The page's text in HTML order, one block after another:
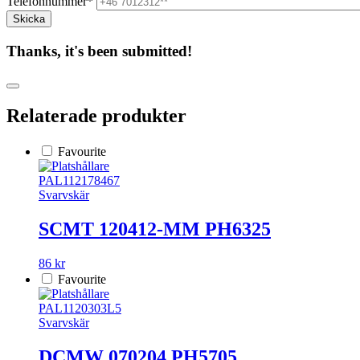
Thanks, it's been submitted!
Relaterade produkter
Favourite
PAL112178467
Svarvskär
SCMT 120412-MM PH6325
86 kr
Favourite
PAL1120303L5
Svarvskär